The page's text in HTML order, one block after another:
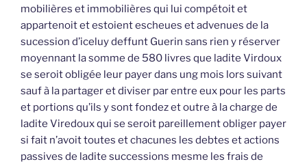
mobilières et immobilières qui lui compétoit et
appartenoit et estoient escheues et advenues de la
sucession d’iceluy deffunt Guerin sans rien y réserver
moyennant la somme de 580 livres que ladite Virdoux
se seroit obligée leur payer dans ung mois lors suivant
sauf à la partager et diviser par entre eux pour les parts
et portions qu’ils y sont fondez et outre à la charge de
ladite Viredoux qui se seroit pareillement obliger payer
si fait n’avoit toutes et chacunes les debtes et actions
passives de ladite successions mesme les frais de